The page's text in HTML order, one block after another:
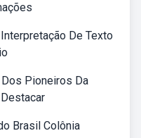
De Texto
Pioneiros Da
Brasil Colônia